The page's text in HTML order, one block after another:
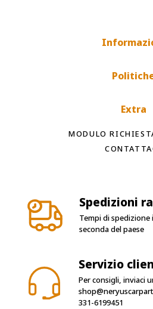
Extra
MODULO
Spedizioni
Tempi di
seconda del paese
Servizio
Per consigli, inviaci
331-6199451